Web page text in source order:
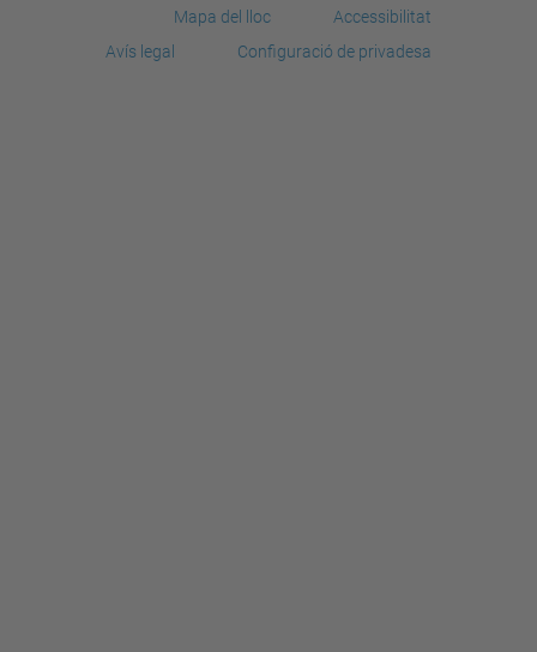
Mapa del lloc
Accessibilitat
Avís legal
Configuració de privadesa